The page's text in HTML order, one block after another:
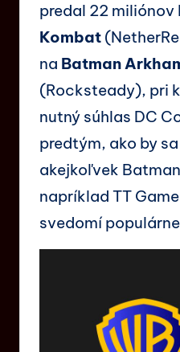
predal 22 miliónov
Kombat
na Batman
(Rocksteady), pri
nutný súhlas DC
predtým, ako by
akejkoľvek
napríklad TT
svedomí